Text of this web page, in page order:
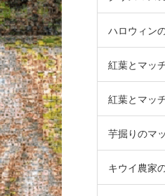
ハロウィン
紅葉とマッ
紅葉とマッ
芋掘りのマ
キウイ農家